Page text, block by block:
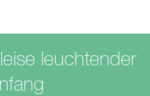
leuchtender